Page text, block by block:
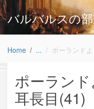
バルバルスの
Home ポーランドよりメール：飛
ポーラン
耳長目(41)